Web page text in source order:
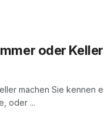
oder
machen Sie kennen
oder ...